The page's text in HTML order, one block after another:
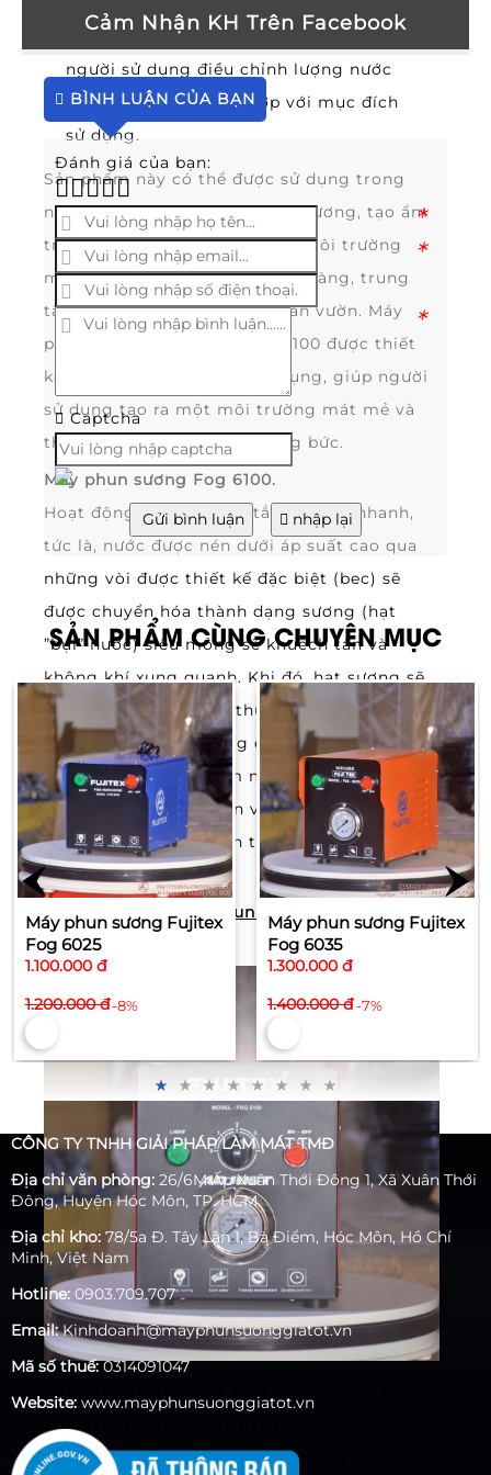
Bộ điều chỉnh lưu lượng nước giúp
người sử dụng điều chỉnh lượng nước
phun ra sao cho phù hợp với mục đích
sử dụng.
Sản phẩm này có thể được sử dụng trong
nhiều ứng dụng như tạo màn sương, tạo ẩm
trong không gian phòng, tạo môi trường
mát mẻ cho quán cà phê, nhà hàng, trung
tâm thương mại, bể bơi và sân vườn. Máy
phun sương FUJITEX – Fog 6100 được thiết
kế với độ bền cao và dễ sử dụng, giúp người
sử dụng tạo ra một môi trường mát mẻ và
thoải mái trong mùa hè nóng bức.
Máy phun sương Fog 6100.
Hoạt động trên nguyên tắc bốc hơi nhanh,
tức là, nước được nén dưới áp suất cao qua
những vòi được thiết kế đặc biệt (bec) sẽ
được chuyển hóa thành dạng sương (hạt
”bụi” nước) siêu mỏng sẽ khuếch tán và
không khí xung quanh. Khi đó, hạt sương sẽ
bốc hơi nhanh và hấp thu nhiệt giúp giảm
nhiệt độ từ 5-10oC tăng độ ẩm không khí.
Hệ
thống phun sươnglàm mát thường được lắp
đặt trước hiên nhà, sân vườn giúp ”hạ nhiệt”
và tạo một không gian thoáng mát, tươi
khỏe.
Mặt trước của Máy phun sương Fujitex Fog
6100:
– Trên mặt trước của máy phun sương có
công tắc chỉnh công suất 1,2,3
Nếu bạn dùng 40-60 béc thì bạn nên để
Cảm Nhận KH Trên Facebook
BÌNH LUẬN CỦA BẠN
Đánh giá của bạn:
*
*
*
Captcha
Gửi bình luận nhập lại
SẢN PHẨM CÙNG CHUYÊN MỤC
Máy phun sương Fujitex
Fog 6025
1.100.000 đ
1.200.000 đ-8%
Máy phun sương Fujitex
Fog 6035
1.300.000 đ
1.400.000 đ-7%
CÔNG TY TNHH GIẢI PHÁP LÀM MÁT TMĐ
Địa chỉ văn phòng: 26/6M Ấp Xuân Thới Đông 1, Xã Xuân Thới
Đông, Huyện Hóc Môn, TP. HCM
Địa chỉ kho: 78/5a Đ. Tây Lân 1, Bà Điểm, Hóc Môn, Hồ Chí
Minh, Việt Nam
Hotline: 0903.709.707
Email: Kinhdoanh@mayphunsuonggiatot.vn
Mã số thuế:0314091047
Website: www.mayphunsuonggiatot.vn